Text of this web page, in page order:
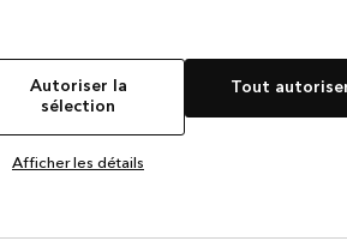
Autoriser la
sélection
Tout
Afficher les détails